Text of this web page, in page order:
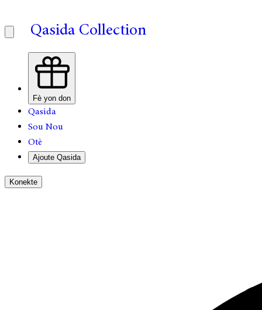
Qasida Collection
Fè yon don
Qasida
Sou Nou
Otè
Ajoute Qasida
Konekte